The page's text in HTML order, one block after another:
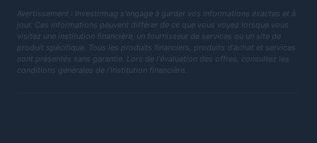
Avertissement : Investirmag s'engage à garder vos informations exactes et à
jour. Ces informations peuvent différer de ce que vous voyez lorsque vous
visitez une institution financière, un fournisseur de services ou un site de
produit spécifique. Tous les produits financiers, produits d'achat et services
sont présentés sans garantie. Lors de l'évaluation des offres, consultez les
conditions générales de l'institution financière.